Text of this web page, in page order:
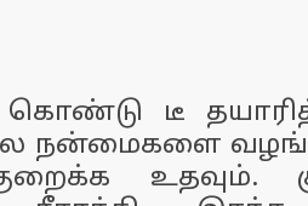
டீ
பல நன்மைகளை
உதவும்.